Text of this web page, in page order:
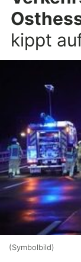
kippt
(Symbolbild)